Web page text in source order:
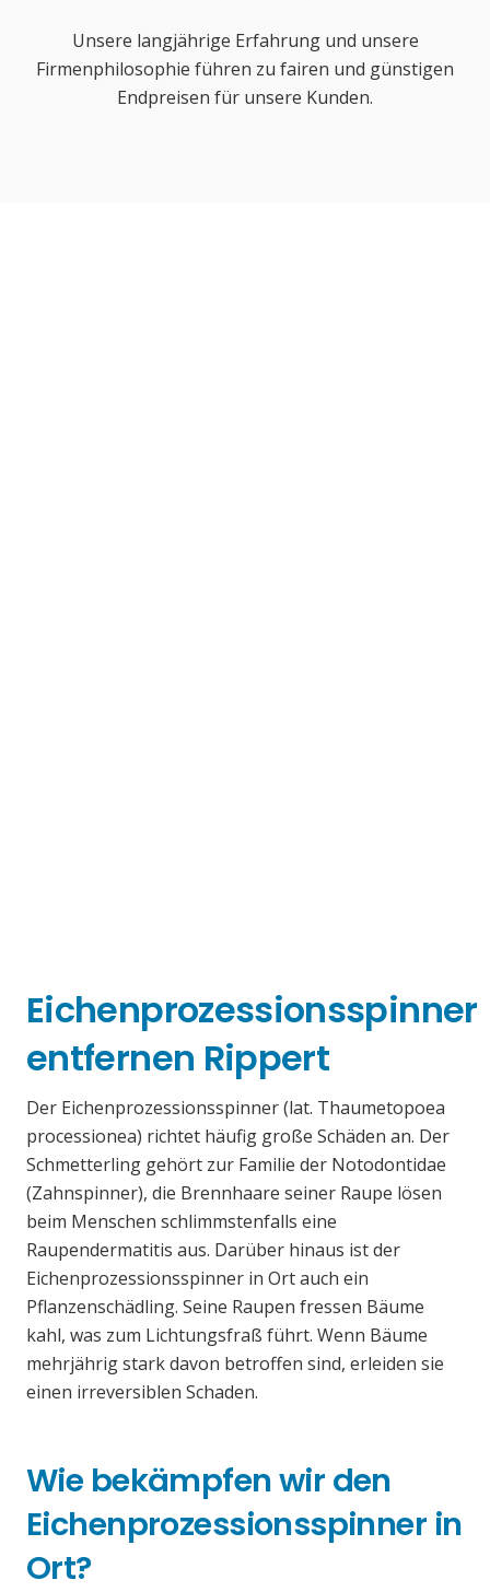
Unsere langjährige Erfahrung und unsere
Firmenphilosophie führen zu fairen und günstigen
Endpreisen für unsere Kunden.
Eichenprozessionsspinner
entfernen Rippert
Der Eichenprozessionsspinner (lat. Thaumetopoea
processionea) richtet häufig große Schäden an. Der
Schmetterling gehört zur Familie der Notodontidae
(Zahnspinner), die Brennhaare seiner Raupe lösen
beim Menschen schlimmstenfalls eine
Raupendermatitis aus. Darüber hinaus ist der
Eichenprozessionsspinner in Ort auch ein
Pflanzenschädling. Seine Raupen fressen Bäume
kahl, was zum Lichtungsfraß führt. Wenn Bäume
mehrjährig stark davon betroffen sind, erleiden sie
einen irreversiblen Schaden.
Wie bekämpfen wir den
Eichenprozessionsspinner in
Ort?